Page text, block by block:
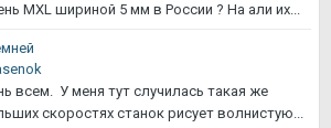
MXL шириной 5 мм в России ? На али их...
всем. У меня тут случилась такая же
скоростях станок рисует волнистую...